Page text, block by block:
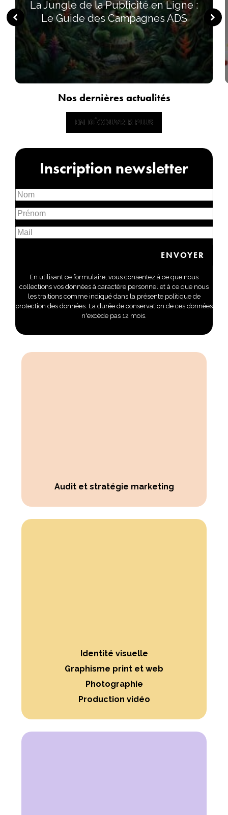
La Jungle de la Publicité en Ligne :
Le Guide des Campagnes ADS
Nos dernières actualités
EN DÉCOUVRIR PLUS
EN DÉCOUVRIR PLUS
Inscription newsletter
En utilisant ce formulaire, vous consentez à ce que nous
collections vos données à caractère personnel et à ce que nous
les traitions comme indiqué dans la présente politique de
protection des données. La durée de conservation de ces données
n'excède pas 12 mois.
Audit et stratégie marketing
Identité visuelle
Graphisme print et web
Photographie
Production vidéo